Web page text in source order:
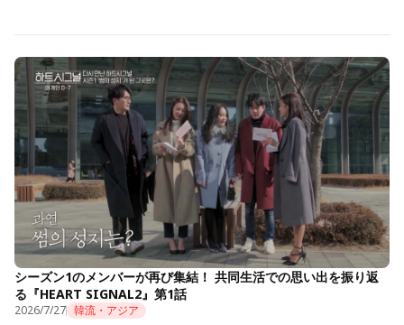
シーズン1のメンバーが再び集結！ 共同生活での思い出を振り返
る『HEART SIGNAL2』第1話
2026/7/27 韓流・アジア